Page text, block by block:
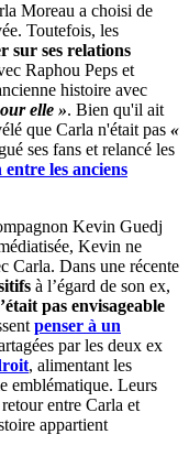
Moreau a choisi de
Toutefois, les
sur ses relations
Raphou Peps et
histoire avec
elle ». Bien qu'il ait
que Carla n'était pas «
ses fans et relancé les
les anciens
Kevin Guedj
Kevin ne
Carla. Dans une récente
à l’égard de son ex,
pas envisageable
penser à un
par les deux ex
, alimentant les
emblématique. Leurs
entre Carla et
appartient